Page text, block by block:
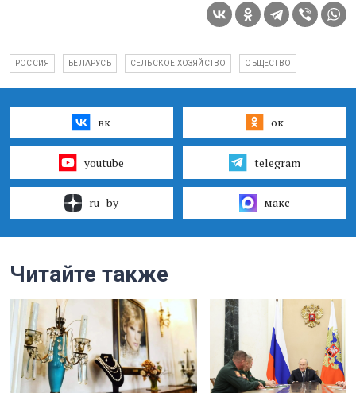
РОССИЯ БЕЛАРУСЬ СЕЛЬСКОЕ ХОЗЯЙСТВО ОБЩЕСТВО
вк ок
youtube telegram
ru–by макс
Читайте также